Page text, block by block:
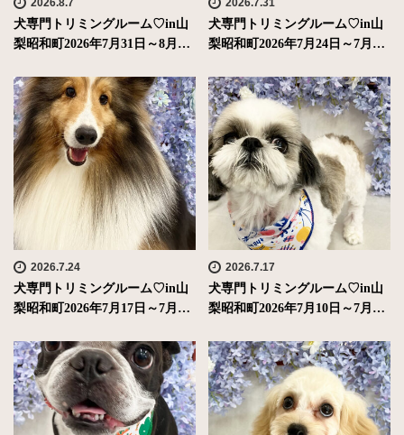
2026.8.7
犬専門トリミングルーム♡in山
梨昭和町2026年7月31日～8月…
2026.7.31
犬専門トリミングルーム♡in山
梨昭和町2026年7月24日～7月…
2026.7.24
犬専門トリミングルーム♡in山
梨昭和町2026年7月17日～7月…
2026.7.17
犬専門トリミングルーム♡in山
梨昭和町2026年7月10日～7月…